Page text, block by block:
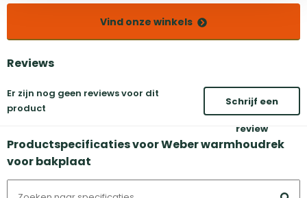
Vind onze winkels
Reviews
Er zijn nog geen reviews voor dit
product
Schrijf een
review
Productspecificaties voor Weber warmhoudrek
voor bakplaat